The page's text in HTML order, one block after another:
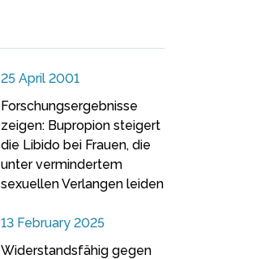
25 April 2001
Forschungsergebnisse
zeigen: Bupropion steigert
die Libido bei Frauen, die
unter vermindertem
sexuellen Verlangen leiden
13 February 2025
Widerstandsfähig gegen